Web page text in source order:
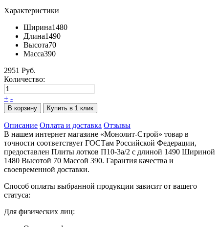
Характеристики
Ширина1480
Длина1490
Высота70
Масса390
2951 Руб.
Количество:
+ -
В корзину Купить в 1 клик
Описание Оплата и доставка Отзывы
В нашем интернет магазине «Монолит-Строй» товар в
точности соответствует ГОСТам Российской Федерации,
предоставлен Плиты лотков П10-3а/2 с длиной 1490 Шириной
1480 Высотой 70 Массой 390. Гарантия качества и
своевременной доставки.
Способ оплаты выбранной продукции зависит от вашего
статуса:
Для физических лиц: